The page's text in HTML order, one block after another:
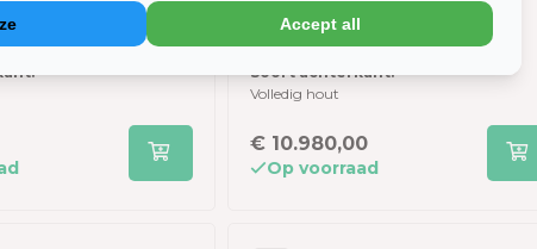
sauna - 300
- Rustic Red
Thermowood - inclusief
dakshingles en elzen
Aantal personen.:
4 tot 6 personen
Soort achterkant:
Volledig hout
€ 10.980,00
Op voorraad
Accept all